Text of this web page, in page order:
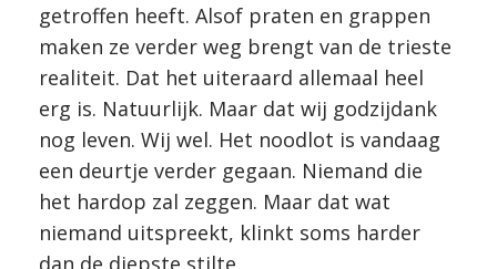
getroffen heeft. Alsof praten en grappen
maken ze verder weg brengt van de trieste
realiteit. Dat het uiteraard allemaal heel
erg is. Natuurlijk. Maar dat wij godzijdank
nog leven. Wij wel. Het noodlot is vandaag
een deurtje verder gegaan. Niemand die
het hardop zal zeggen. Maar dat wat
niemand uitspreekt, klinkt soms harder
dan de diepste stilte.